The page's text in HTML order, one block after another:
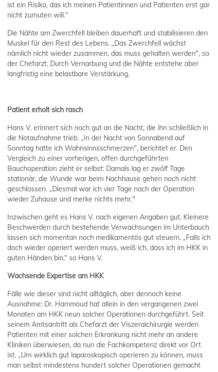
ist ein Risiko, das ich meinen Patientinnen und Patienten erst gar
nicht zumuten will."
Die Nähte am Zwerchfell bleiben dauerhaft und stabilisieren den
Muskel für den Rest des Lebens. „Das Zwerchfell wächst
nämlich nicht wieder zusammen, das muss gehalten werden", so
der Chefarzt. Durch Vernarbung und die Nähte entstehe aber
langfristig eine belastbare Verstärkung.
Patient erholt sich rasch
Hans V. erinnert sich noch gut an die Nacht, die ihn schließlich in
die Notaufnahme trieb. „In der Nacht von Sonnabend auf
Sonntag hatte ich Wahnsinnsschmerzen", berichtet er. Den
Vergleich zu einer vorherigen, offen durchgeführten
Bauchoperation zieht er selbst: Damals lag er zwölf Tage
stationär, die Wunde war beim Nachhause gehen noch nicht
geschlossen. „Diesmal war ich vier Tage nach der Operation
wieder Zuhause und merke nichts mehr."
Inzwischen geht es Hans V. nach eigenen Angaben gut. Kleinere
Beschwerden durch bestehende Verwachsungen im Unterbauch
lassen sich momentan noch medikamentös gut steuern. „Falls ich
doch wieder operiert werden muss, weiß ich, dass ich im HKK in
guten Händen bin,“ so Hans V.
Wachsende Expertise am HKK
Fälle wie dieser sind nicht alltäglich, aber dennoch keine
Ausnahme: Dr. Hammoud hat allein in den vergangenen zwei
Monaten am HKK neun solcher Operationen durchgeführt. Seit
seinem Amtsantritt als Chefarzt der Viszeralchirurgie werden
Patienten mit einer solchen Erkrankung nicht mehr an andere
Kliniken überwiesen, da nun die Fachkompetenz direkt vor Ort
ist. „Um wirklich gut laparoskopisch operieren zu können, muss
man selbst mindestens hundert solcher Operationen gemacht